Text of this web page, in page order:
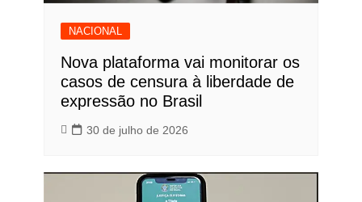
NACIONAL
Nova plataforma vai monitorar os
casos de censura à liberdade de
expressão no Brasil
30 de julho de 2026